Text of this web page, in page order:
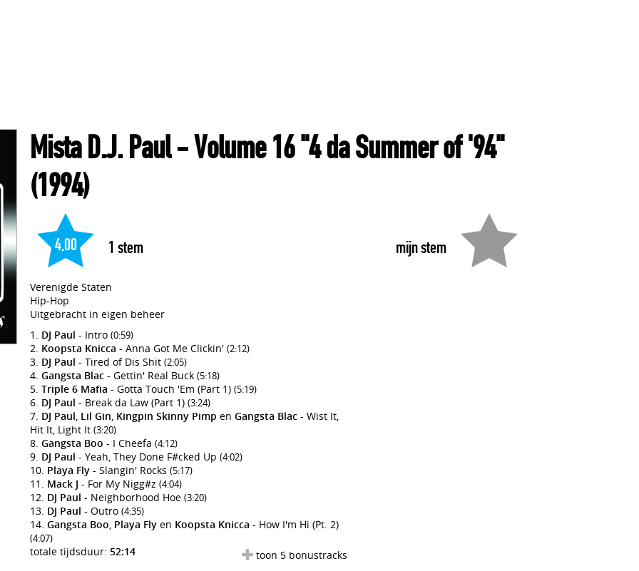
Mista D.J. Paul- Volume 16 "4 da Summer of '94"
(1994)
mijn stem
4,00 1 stem
Verenigde Staten
Hip-Hop
Uitgebracht in eigen beheer
DJ Paul - Intro (0:59)
Koopsta Knicca - Anna Got Me Clickin' (2:12)
DJ Paul - Tired of Dis Shit (2:05)
Gangsta Blac - Gettin' Real Buck (5:18)
Triple 6 Mafia - Gotta Touch 'Em (Part 1) (5:19)
DJ Paul - Break da Law (Part 1) (3:24)
DJ Paul, Lil Gin, Kingpin Skinny Pimp en Gangsta Blac - Wist It,
Hit It, Light It (3:20)
Gangsta Boo - I Cheefa (4:12)
DJ Paul - Yeah, They Done F#cked Up (4:02)
Playa Fly - Slangin' Rocks (5:17)
Mack J - For My Nigg#z (4:04)
DJ Paul - Neighborhood Hoe (3:20)
DJ Paul - Outro (4:35)
Gangsta Boo, Playa Fly en Koopsta Knicca - How I'm Hi (Pt. 2)
(4:07)
toon 5 bonustracks
totale tijdsduur: 52:14